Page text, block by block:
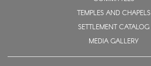
TEMPLES AND CHAPELS
SETTLEMENT CATALOG
MEDIA GALLERY